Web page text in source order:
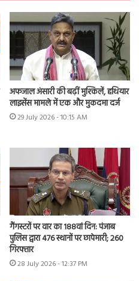
अफजाल अंसारी की बढ़ीं मुश्किलें, हथियार
लाइसेंस मामले में एक और मुकदमा दर्ज
29 July 2026 - 10:15 AM
गैंगस्टरों पर वार का 188वां दिन: पंजाब
पुलिस द्वारा 476 स्थानों पर छापेमारी; 260
गिरफ्तार
28 July 2026 - 12:37 PM